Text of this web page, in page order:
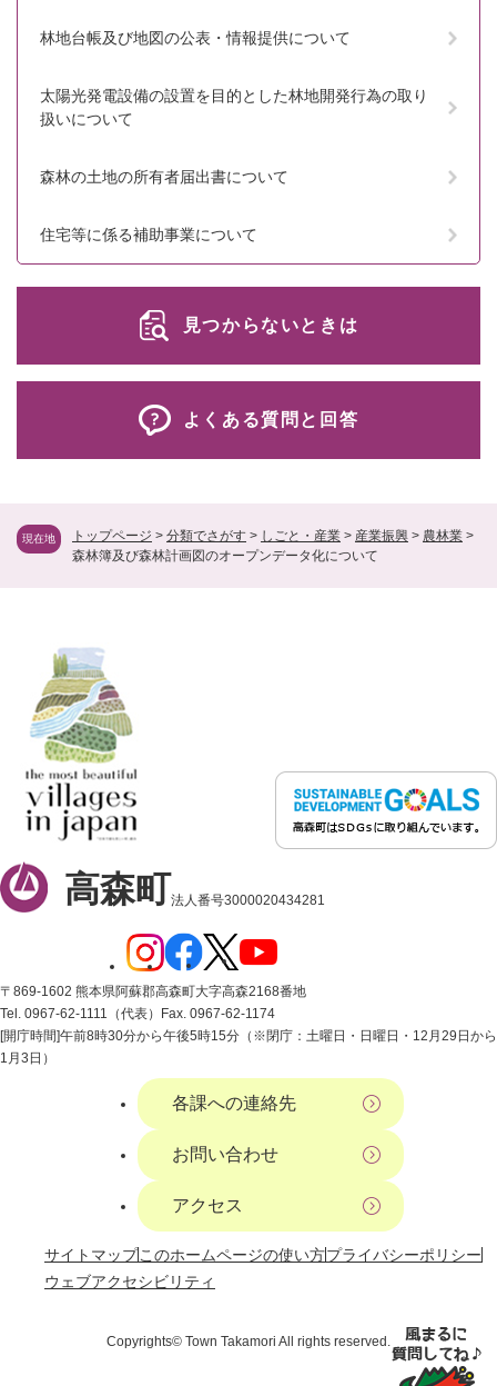
現在地 トップページ > 分類でさがす > しごと・産業 > 産業振興 > 農林業 >
森林簿及び森林計画図のオープンデータ化について
林地台帳及び地図の公表・情報提供について
太陽光発電設備の設置を目的とした林地開発行為の取り
扱いについて
森林の土地の所有者届出書について
住宅等に係る補助事業について
見つからないときは
よくある質問と回答
高森町法人番号3000020434281
〒869-1602 熊本県阿蘇郡高森町大字高森2168番地
Tel. 0967-62-1111（代表）
Fax. 0967-62-1174
[開庁時間]午前8時30分から午後5時15分（※閉庁：土曜日・日曜日・12月29日から
1月3日）
各課への連絡先
お問い合わせ
アクセス
サイトマップこのホームページの使い方プライバシーポリシー
ウェブアクセシビリティ
Copyrights© Town Takamori All rights reserved.